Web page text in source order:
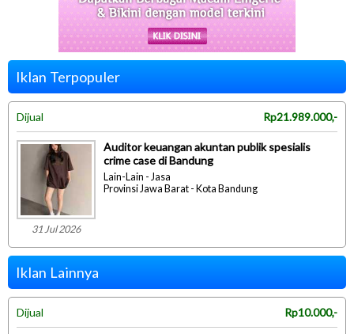
Iklan Terpopuler
Dijual Rp21.989.000,-
31 Jul 2026
Auditor keuangan akuntan publik spesialis
crime case di Bandung
Lain-Lain - Jasa
Provinsi Jawa Barat - Kota Bandung
Iklan Lainnya
Dijual Rp10.000,-